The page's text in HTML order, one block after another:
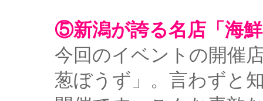
⑤新潟が誇る名店「海
今回のイベントの開催
葱ぼうず」。言わずと